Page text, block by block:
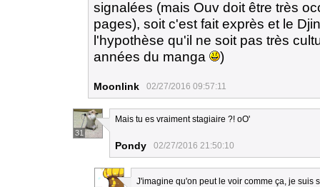
signalées (mais Ouv doit être très
pages), soit c'est fait exprès et le
l'hypothèse qu'il ne soit pas très
années du manga
)
Moonlink 02/27/2016 09:57:11
31
Mais tu es vraiment stagiaire ?! oO'
Pondy 02/27/2016 21:50:10
J'imagine qu'on peut le voir comme ça, je